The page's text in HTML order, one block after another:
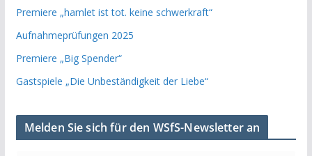
Premiere „hamlet ist tot. keine schwerkraft“
Aufnahmeprüfungen 2025
Premiere „Big Spender“
Gastspiele „Die Unbeständigkeit der Liebe“
Melden Sie sich für den WSfS-Newsletter an